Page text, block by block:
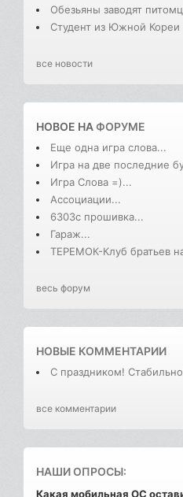
Обезьяны заводят питомц
Студент из Южной Кореи
все новости
НОВОЕ НАФОРУМЕ
Еще одна игра слова...
Игра на две последние
Игра Слова =)...
Ассоциации...
6303с прошивка...
Гараж...
ТЕРЕМОК-Клуб братьев
весь форум
НОВЫЕ КОММЕНТАРИИ
С праздником!
все комментарии
НАШИ ОПРОСЫ:
Какая мобильная ОС